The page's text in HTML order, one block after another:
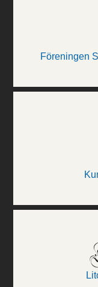
Föreningen